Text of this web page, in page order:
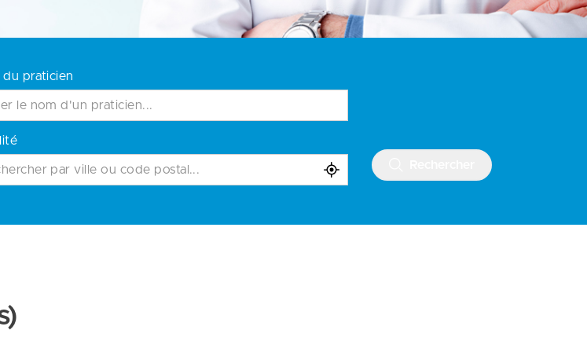
du praticien
par ville ou code postal...